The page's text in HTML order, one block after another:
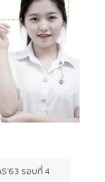
รอบที่ 4